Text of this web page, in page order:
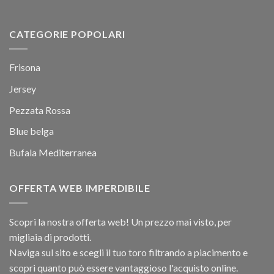
CATEGORIE POPOLARI
Frisona
Jersey
Pezzata Rossa
Blue belga
Bufala Mediterranea
OFFERTA WEB IMPERDIBILE
Scopri la nostra offerta web! Un prezzo mai visto, per
migliaia di prodotti.
Naviga sul sito e scegli il tuo toro filtrando a piacimento e
scopri quanto può essere vantaggioso l'acquisto online.